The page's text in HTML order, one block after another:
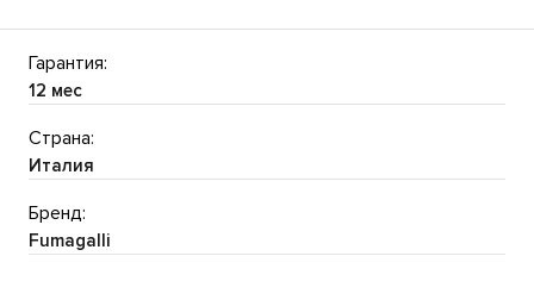
Гарантия:
12 мес
Страна:
Италия
Бренд:
Fumagalli